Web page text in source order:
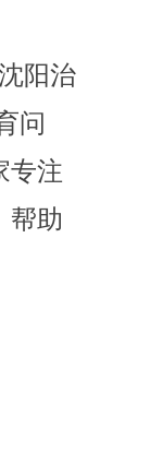
阳治
问
专注
帮助